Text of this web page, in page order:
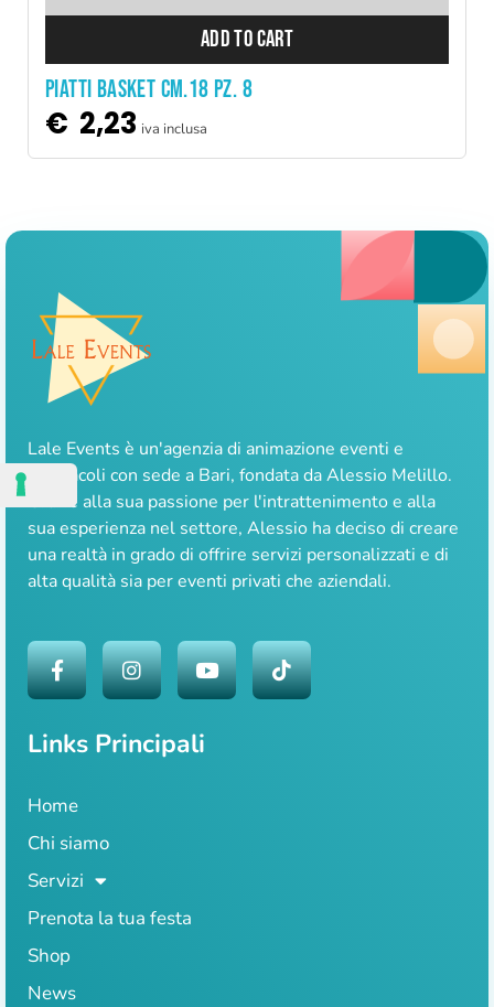
ADD TO CART
PIATTI BASKET CM.18 pz. 8
€ 2,23 iva inclusa
Lale Events è un'agenzia di animazione eventi e
spettacoli con sede a Bari, fondata da Alessio Melillo.
Grazie alla sua passione per l'intrattenimento e alla
sua esperienza nel settore, Alessio ha deciso di creare
una realtà in grado di offrire servizi personalizzati e di
alta qualità sia per eventi privati che aziendali.
Links Principali
Home
Chi siamo
Servizi
Prenota la tua festa
Shop
News